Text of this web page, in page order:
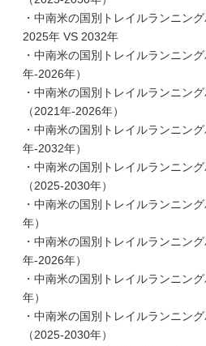
・中南米の国別トレイルランニン
2025年 VS 2032年
・中南米の国別トレイルランニン
年-2026年）
・中南米の国別トレイルランニン
（2021年-2026年）
・中南米の国別トレイルランニン
年-2032年）
・中南米の国別トレイルランニン
（2025-2030年）
・中南米の国別トレイルランニン
年）
・中南米の国別トレイルランニン
年-2026年）
・中南米の国別トレイルランニン
年）
・中南米の国別トレイルランニン
（2025-2030年）